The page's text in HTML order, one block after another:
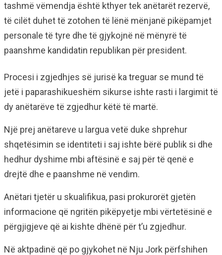
tashmë vëmendja është kthyer tek anëtarët rezervë,
të cilët duhet të zotohen të lënë mënjanë pikëpamjet
personale të tyre dhe të gjykojnë në mënyrë të
paanshme kandidatin republikan për president.
Procesi i zgjedhjes së jurisë ka treguar se mund të
jetë i paparashikueshëm sikurse ishte rasti i largimit të
dy anëtarëve të zgjedhur këtë të martë.
Një prej anëtareve u largua vetë duke shprehur
shqetësimin se identiteti i saj ishte bërë publik si dhe
hedhur dyshime mbi aftësinë e saj për të qenë e
drejtë dhe e paanshme në vendim.
Anëtari tjetër u skualifikua, pasi prokurorët gjetën
informacione që ngritën pikëpyetje mbi vërtetësinë e
përgjigjeve që ai kishte dhënë për t’u zgjedhur.
Në aktpadinë që po gjykohet në Nju Jork përfshihen